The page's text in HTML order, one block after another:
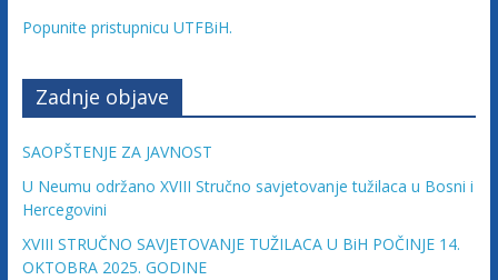
Popunite pristupnicu UTFBiH.
Zadnje objave
SAOPŠTENJE ZA JAVNOST
U Neumu održano XVIII Stručno savjetovanje tužilaca u Bosni i
Hercegovini
XVIII STRUČNO SAVJETOVANJE TUŽILACA U BiH POČINJE 14.
OKTOBRA 2025. GODINE